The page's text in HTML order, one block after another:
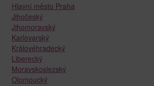
Hlavní město Praha
Jihočeský
Jihomoravský
Karlovarský
Královéhradecký
Liberecký
Moravskoslezský
Olomoucký